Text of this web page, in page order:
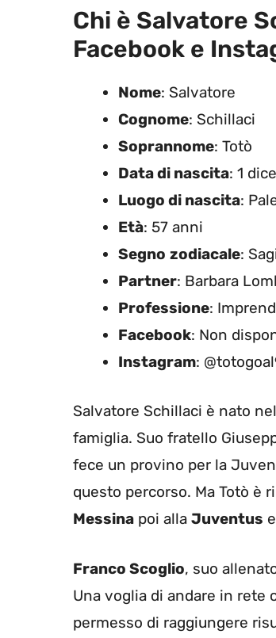
Chi è Salvatore
Facebook e
Nome: Salvatore
Cognome: Schillaci
Soprannome: Totò
Data di nascita: 1
Luogo di nascita:
Età: 57 anni
Segno zodiacale:
Partner: Barbara
Professione:
Facebook: Non
Instagram:
Salvatore Schillaci è nato
famiglia. Suo fratello
fece un provino per la
questo percorso. Ma Totò è
Messina poi alla Juventus
Franco Scoglio, suo
Una voglia di andare in rete
permesso di raggiungere